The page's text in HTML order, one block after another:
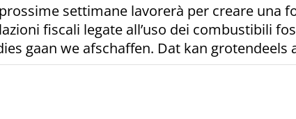
settimane lavorerà per creare una
fiscali legate all’uso dei combustibili
gaan we afschaffen. Dat kan grotendeels